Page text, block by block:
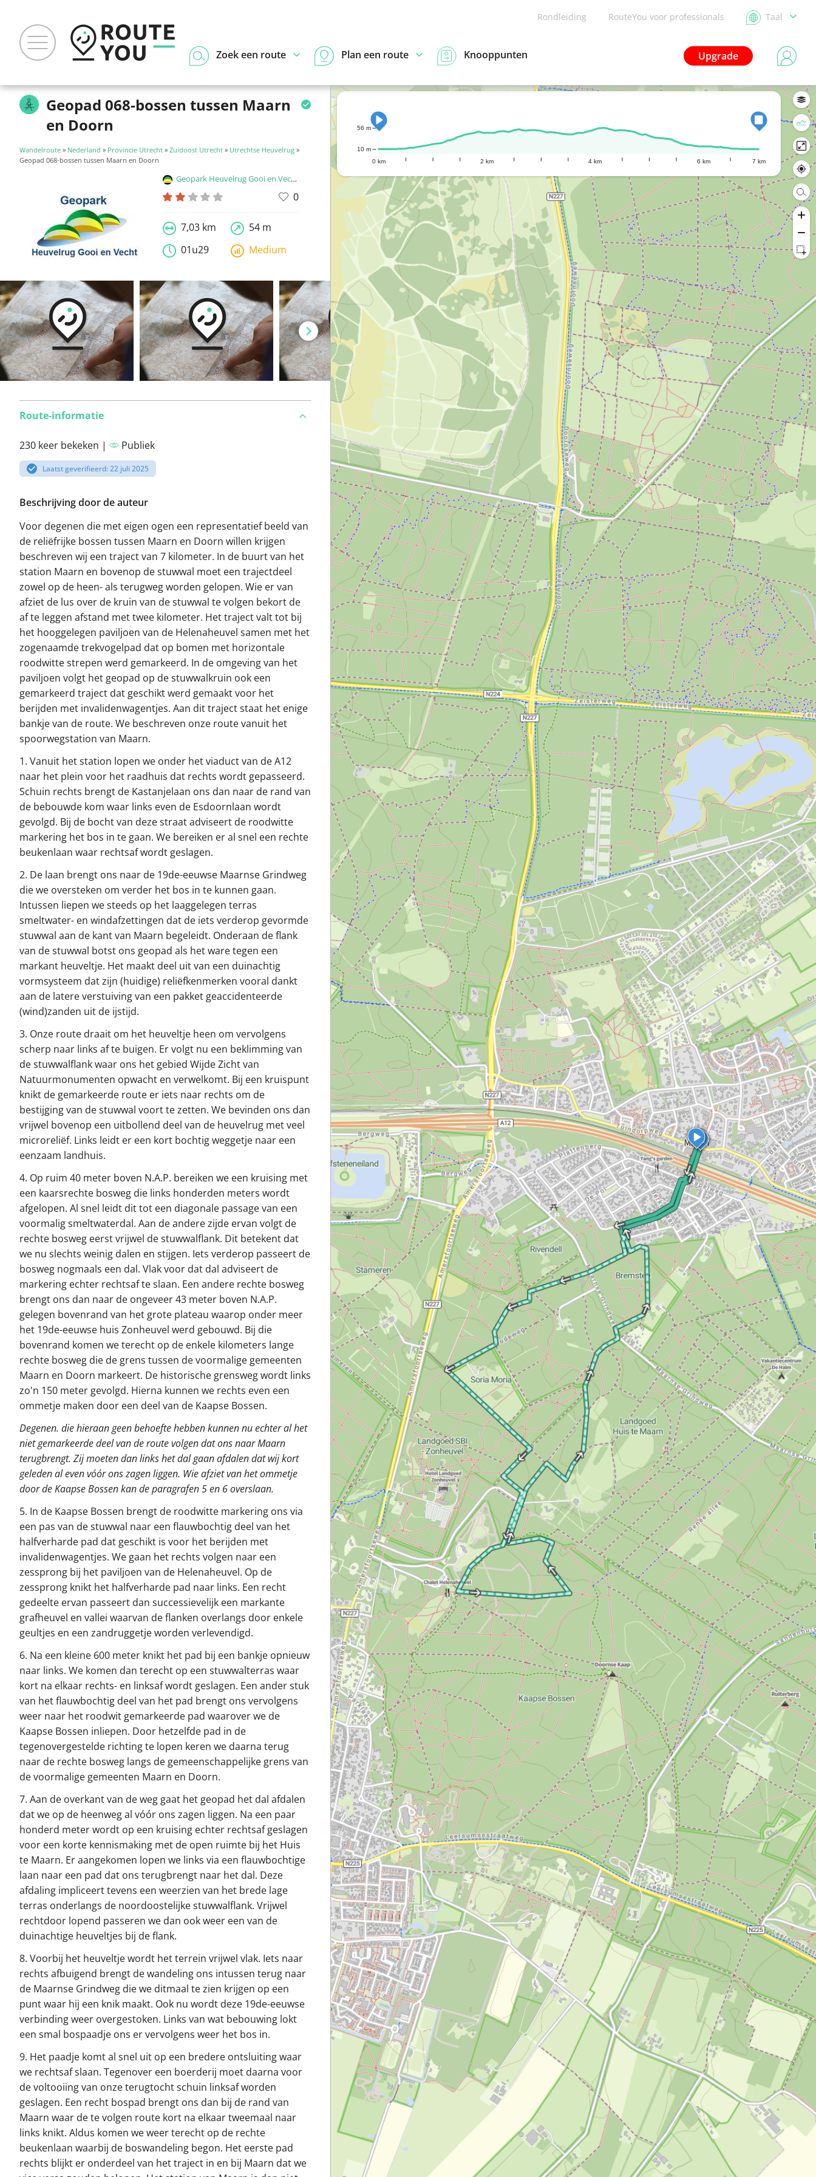
Rondleiding RouteYou voor professionals Taal
Upgrade
Zoek een route Plan een route Knooppunten
Geopad 068-bossen tussen Maarn
en Doorn
Wandelroute » Nederland » Provincie Utrecht » Zuidoost Utrecht » Utrechtse Heuvelrug »
Geopad 068-bossen tussen Maarn en Doorn
Geopark Heuvelrug Gooi en Vecht
0
7,03 km
54 m
01u29
Medium
Route-informatie
230 keer bekeken | Publiek
Laatst geverifieerd: 22 juli 2025
Beschrijving door de auteur
Voor degenen die met eigen ogen een representatief beeld van
de reliëfrijke bossen tussen Maarn en Doorn willen krijgen
beschreven wij een traject van 7 kilometer. In de buurt van het
station Maarn en bovenop de stuwwal moet een trajectdeel
zowel op de heen- als terugweg worden gelopen. Wie er van
afziet de lus over de kruin van de stuwwal te volgen bekort de
af te leggen afstand met twee kilometer. Het traject valt tot bij
het hooggelegen paviljoen van de Helenaheuvel samen met het
zogenaamde trekvogelpad dat op bomen met horizontale
roodwitte strepen werd gemarkeerd. In de omgeving van het
paviljoen volgt het geopad op de stuwwalkruin ook een
gemarkeerd traject dat geschikt werd gemaakt voor het
berijden met invalidenwagentjes. Aan dit traject staat het enige
bankje van de route. We beschreven onze route vanuit het
spoorwegstation van Maarn.
1. Vanuit het station lopen we onder het viaduct van de A12
naar het plein voor het raadhuis dat rechts wordt gepasseerd.
Schuin rechts brengt de Kastanjelaan ons dan naar de rand van
de bebouwde kom waar links even de Esdoornlaan wordt
gevolgd. Bij de bocht van deze straat adviseert de roodwitte
markering het bos in te gaan. We bereiken er al snel een rechte
beukenlaan waar rechtsaf wordt geslagen.
2. De laan brengt ons naar de 19de-eeuwse Maarnse Grindweg
die we oversteken om verder het bos in te kunnen gaan.
Intussen liepen we steeds op het laaggelegen terras
smeltwater- en windafzettingen dat de iets verderop gevormde
stuwwal aan de kant van Maarn begeleidt. Onderaan de flank
van de stuwwal botst ons geopad als het ware tegen een
markant heuveltje. Het maakt deel uit van een duinachtig
vormsysteem dat zijn (huidige) reliëfkenmerken vooral dankt
aan de latere verstuiving van een pakket geaccidenteerde
(wind)zanden uit de ijstijd.
3. Onze route draait om het heuveltje heen om vervolgens
scherp naar links af te buigen. Er volgt nu een beklimming van
de stuwwalflank waar ons het gebied Wijde Zicht van
Natuurmonumenten opwacht en verwelkomt. Bij een kruispunt
knikt de gemarkeerde route er iets naar rechts om de
bestijging van de stuwwal voort te zetten. We bevinden ons dan
vrijwel bovenop een uitbollend deel van de heuvelrug met veel
microreliëf. Links leidt er een kort bochtig weggetje naar een
eenzaam landhuis.
4. Op ruim 40 meter boven N.A.P. bereiken we een kruising met
een kaarsrechte bosweg die links honderden meters wordt
afgelopen. Al snel leidt dit tot een diagonale passage van een
voormalig smeltwaterdal. Aan de andere zijde ervan volgt de
rechte bosweg eerst vrijwel de stuwwalflank. Dit betekent dat
we nu slechts weinig dalen en stijgen. Iets verderop passeert de
bosweg nogmaals een dal. Vlak voor dat dal adviseert de
markering echter rechtsaf te slaan. Een andere rechte bosweg
brengt ons dan naar de ongeveer 43 meter boven N.A.P.
gelegen bovenrand van het grote plateau waarop onder meer
het 19de-eeuwse huis Zonheuvel werd gebouwd. Bij die
bovenrand komen we terecht op de enkele kilometers lange
rechte bosweg die de grens tussen de voormalige gemeenten
Maarn en Doorn markeert. De historische grensweg wordt links
zo'n 150 meter gevolgd. Hierna kunnen we rechts even een
ommetje maken door een deel van de Kaapse Bossen.
Degenen. die hieraan geen behoefte hebben kunnen nu echter al het
niet gemarkeerde deel van de route volgen dat ons naar Maarn
terugbrengt. Zij moeten dan links het dal gaan afdalen dat wij kort
geleden al even vóór ons zagen liggen. Wie afziet van het ommetje
door de Kaapse Bossen kan de paragrafen 5 en 6 overslaan.
5. In de Kaapse Bossen brengt de roodwitte markering ons via
een pas van de stuwwal naar een flauwbochtig deel van het
halfverharde pad dat geschikt is voor het berijden met
invalidenwagentjes. We gaan het rechts volgen naar een
zessprong bij het paviljoen van de Helenaheuvel. Op de
zessprong knikt het halfverharde pad naar links. Een recht
gedeelte ervan passeert dan successievelijk een markante
grafheuvel en vallei waarvan de flanken overlangs door enkele
geultjes en een zandruggetje worden verlevendigd.
6. Na een kleine 600 meter knikt het pad bij een bankje opnieuw
naar links. We komen dan terecht op een stuwwalterras waar
kort na elkaar rechts- en linksaf wordt geslagen. Een ander stuk
van het flauwbochtig deel van het pad brengt ons vervolgens
weer naar het roodwit gemarkeerde pad waarover we de
Kaapse Bossen inliepen. Door hetzelfde pad in de
tegenovergestelde richting te lopen keren we daarna terug
naar de rechte bosweg langs de gemeenschappelijke grens van
de voormalige gemeenten Maarn en Doorn.
7. Aan de overkant van de weg gaat het geopad het dal afdalen
dat we op de heenweg al vóór ons zagen liggen. Na een paar
honderd meter wordt op een kruising echter rechtsaf geslagen
voor een korte kennismaking met de open ruimte bij het Huis
te Maarn. Er aangekomen lopen we links via een flauwbochtige
laan naar een pad dat ons terugbrengt naar het dal. Deze
afdaling impliceert tevens een weerzien van het brede lage
terras onderlangs de noordoostelijke stuwwalflank. Vrijwel
rechtdoor lopend passeren we dan ook weer een van de
duinachtige heuveltjes bij de flank.
8. Voorbij het heuveltje wordt het terrein vrijwel vlak. Iets naar
rechts afbuigend brengt de wandeling ons intussen terug naar
de Maarnse Grindweg die we ditmaal te zien krijgen op een
punt waar hij een knik maakt. Ook nu wordt deze 19de-eeuwse
verbinding weer overgestoken. Links van wat bebouwing lokt
een smal bospaadje ons er vervolgens weer het bos in.
9. Het paadje komt al snel uit op een bredere ontsluiting waar
we rechtsaf slaan. Tegenover een boerderij moet daarna voor
de voltooiing van onze terugtocht schuin linksaf worden
geslagen. Een recht bospad brengt ons dan bij de rand van
Maarn waar de te volgen route kort na elkaar tweemaal naar
links knikt. Aldus komen we weer terecht op de rechte
beukenlaan waarbij de boswandeling begon. Het eerste pad
rechts blijkt er onderdeel van het traject in en bij Maarn dat we
0 km 2 km 4 km 6 km 7 km
10 m
56 m